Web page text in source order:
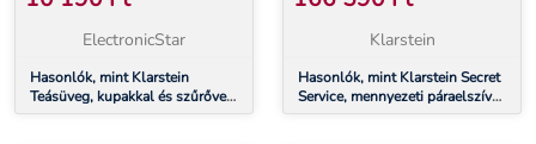
BAMBUSZ FEDÉL
ElectronicStar
Hasonlók, mint Klarstein
Teásüveg, kupakkal és szűrővel,
500 ml, dupla üveg, bambusz
ÜVEG, LED
Klarstein
Hasonlók, mint Klarstein Secret
Service, mennyezeti páraelszívó,
220 W, érintőképernyős, üveg,